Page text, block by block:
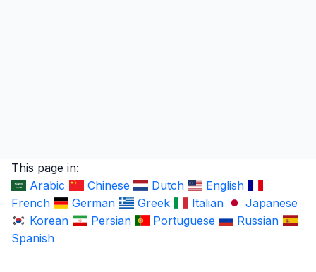
This page in:
Arabic
Chinese Dutch
English
French
German Greek Italian
Japanese
Korean
Persian Portuguese
Russian
Spanish